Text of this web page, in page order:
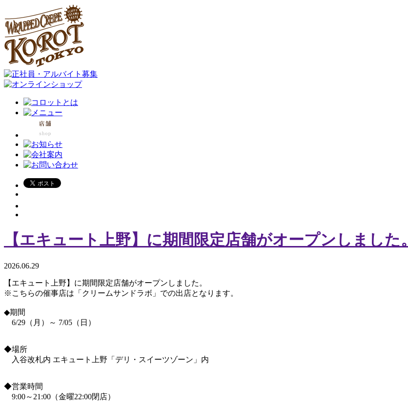
【エキュート上野】に期間限定店舗がオープンしました。
2026.06.29
【エキュート上野】に期間限定店舗がオープンしました。
※こちらの催事店は「クリームサンドラボ」での出店となります。
◆期間
6/29（月）～ 7/05（日）
◆場所
入谷改札内 エキュート上野「デリ・スイーツゾーン」内
◆営業時間
9:00～21:00（金曜22:00閉店）